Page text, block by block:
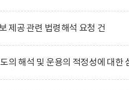
제공 관련 법령해석 요청 건
의 해석 및 운용의 적정성에 대한